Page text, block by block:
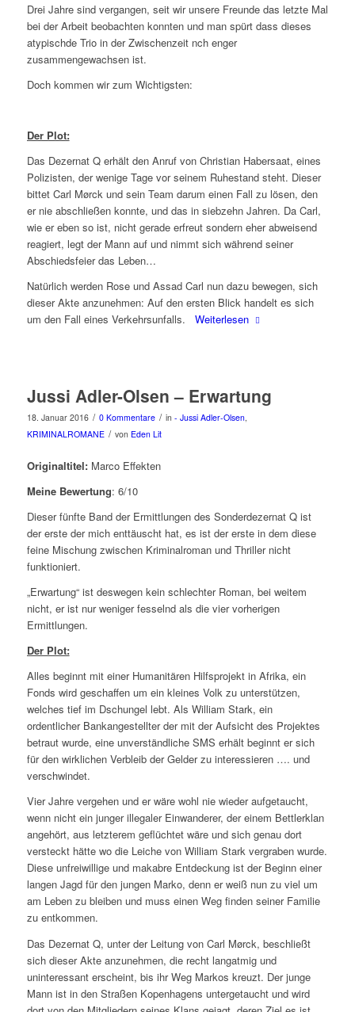
Drei Jahre sind vergangen, seit wir unsere Freunde das letzte Mal
bei der Arbeit beobachten konnten und man spürt dass dieses
atypischde Trio in der Zwischenzeit nch enger
zusammengewachsen ist.
Doch kommen wir zum Wichtigsten:
Der Plot:
Das Dezernat Q erhält den Anruf von Christian Habersaat, eines
Polizisten, der wenige Tage vor seinem Ruhestand steht. Dieser
bittet Carl Mørck und sein Team darum einen Fall zu lösen, den
er nie abschließen konnte, und das in siebzehn Jahren. Da Carl,
wie er eben so ist, nicht gerade erfreut sondern eher abweisend
reagiert, legt der Mann auf und nimmt sich während seiner
Abschiedsfeier das Leben…
Natürlich werden Rose und Assad Carl nun dazu bewegen, sich
dieser Akte anzunehmen: Auf den ersten Blick handelt es sich
um den Fall eines Verkehrsunfalls. Weiterlesen
Jussi Adler-Olsen – Erwartung
18. Januar 2016 / 0 Kommentare / in - Jussi Adler-Olsen,
KRIMINALROMANE / von Eden Lit
Originaltitel:Marco Effekten
Meine Bewertung: 6/10
Dieser fünfte Band der Ermittlungen des Sonderdezernat Q ist
der erste der mich enttäuscht hat, es ist der erste in dem diese
feine Mischung zwischen Kriminalroman und Thriller nicht
funktioniert.
„Erwartung“ ist deswegen kein schlechter Roman, bei weitem
nicht, er ist nur weniger fesselnd als die vier vorherigen
Ermittlungen.
Der Plot:
Alles beginnt mit einer Humanitären Hilfsprojekt in Afrika, ein
Fonds wird geschaffen um ein kleines Volk zu unterstützen,
welches tief im Dschungel lebt. Als William Stark, ein
ordentlicher Bankangestellter der mit der Aufsicht des Projektes
betraut wurde, eine unverständliche SMS erhält beginnt er sich
für den wirklichen Verbleib der Gelder zu interessieren …. und
verschwindet.
Vier Jahre vergehen und er wäre wohl nie wieder aufgetaucht,
wenn nicht ein junger illegaler Einwanderer, der einem Bettlerklan
angehört, aus letzterem geflüchtet wäre und sich genau dort
versteckt hätte wo die Leiche von William Stark vergraben wurde.
Diese unfreiwillige und makabre Entdeckung ist der Beginn einer
langen Jagd für den jungen Marko, denn er weiß nun zu viel um
am Leben zu bleiben und muss einen Weg finden seiner Familie
zu entkommen.
Das Dezernat Q, unter der Leitung von Carl Mørck, beschließt
sich dieser Akte anzunehmen, die recht langatmig und
uninteressant erscheint, bis ihr Weg Markos kreuzt. Der junge
Mann ist in den Straßen Kopenhagens untergetaucht und wird